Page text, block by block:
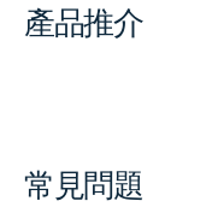
產品推介
常見問題